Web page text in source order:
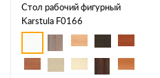
Стол рабочий фигурный
Karstula F0166